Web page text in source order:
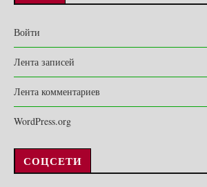
Войти
Лента записей
Лента комментариев
WordPress.org
СОЦСЕТИ